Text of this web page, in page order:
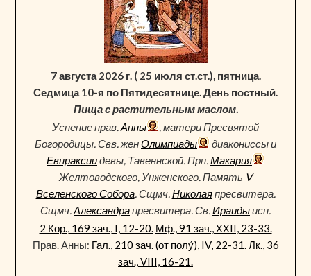
7 августа 2026 г. ( 25 июля ст.ст.), пятница.
Седмица 10-я по Пятидесятнице. День постный.
Пища с растительным маслом.
Успение прав.Анны
, матери Пресвятой
Богородицы. Свв. женОлимпиады
диакониссы и
Евпраксиидевы, Тавеннской. Прп.Макария
Желтоводского, Унженского. Память V
Вселенского Собора. Сщмч.Николаяпресвитера.
Сщмч.Александрапресвитера. Св.Ираидыисп.
2 Кор., 169 зач., I, 12-20. Мф., 91 зач., XXII, 23-33.
Прав. Анны: Гал., 210 зач. (от полу́), IV, 22-31.Лк., 36
зач., VIII, 16-21.